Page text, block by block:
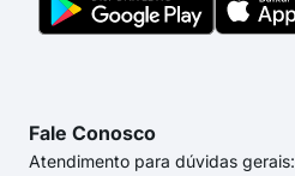
Fale Conosco
Atendimento para dúvidas gerais: